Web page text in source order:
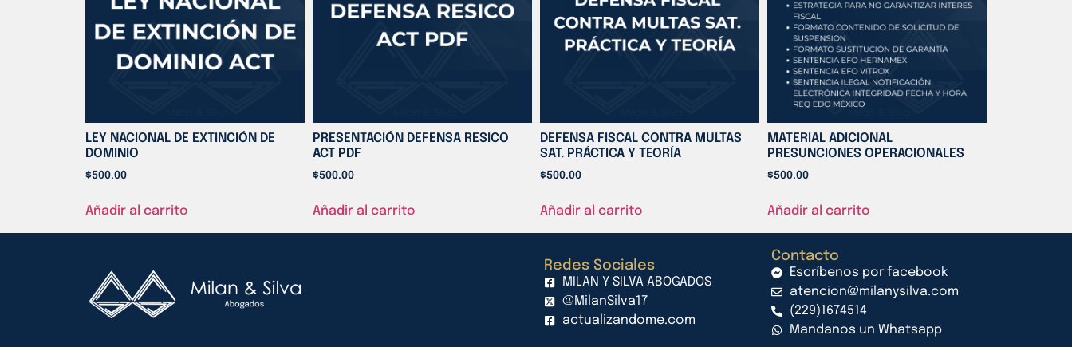
LEY NACIONAL DE EXTINCIÓN DE
DOMINIO
$500.00
Añadir al carrito
PRESENTACIÓN DEFENSA RESICO
ACT PDF
$500.00
Añadir al carrito
DEFENSA FISCAL CONTRA MULTAS
SAT. PRÁCTICA Y TEORÍA
$500.00
Añadir al carrito
MATERIAL ADICIONAL
PRESUNCIONES OPERACIONALES
$500.00
Añadir al carrito
Redes Sociales
MILAN Y SILVA ABOGADOS
@MilanSilva17
actualizandome.com
Contacto
Escríbenos por facebook
atencion@milanysilva.com
(229)1674514
Mandanos un Whatsapp